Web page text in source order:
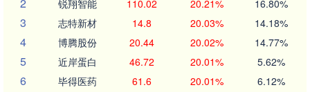
锐翔智能 110.02 20.21% 16.80%
3 志特新材 14.8 20.03% 14.18%
4 博腾股份 20.44 20.02% 14.77%
5 近岸蛋白 46.72 20.01% 5.62%
6 毕得医药 61.6 20.01% 6.12%